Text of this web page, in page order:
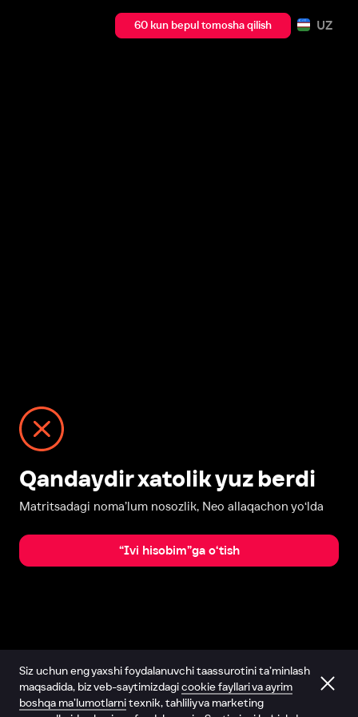
60 kun bepul tomosha qilish UZ
Qandaydir xatolik yuz berdi
Matritsadagi noma’lum nosozlik, Neo allaqachon yo‘lda
“Ivi hisobim”ga o‘tish
Siz uchun eng yaxshi foydalanuvchi taassurotini ta’minlash
maqsadida, biz veb-saytimizdagicookie fayllari va ayrim
boshqa ma’lumotlarnitexnik, tahliliy va marketing